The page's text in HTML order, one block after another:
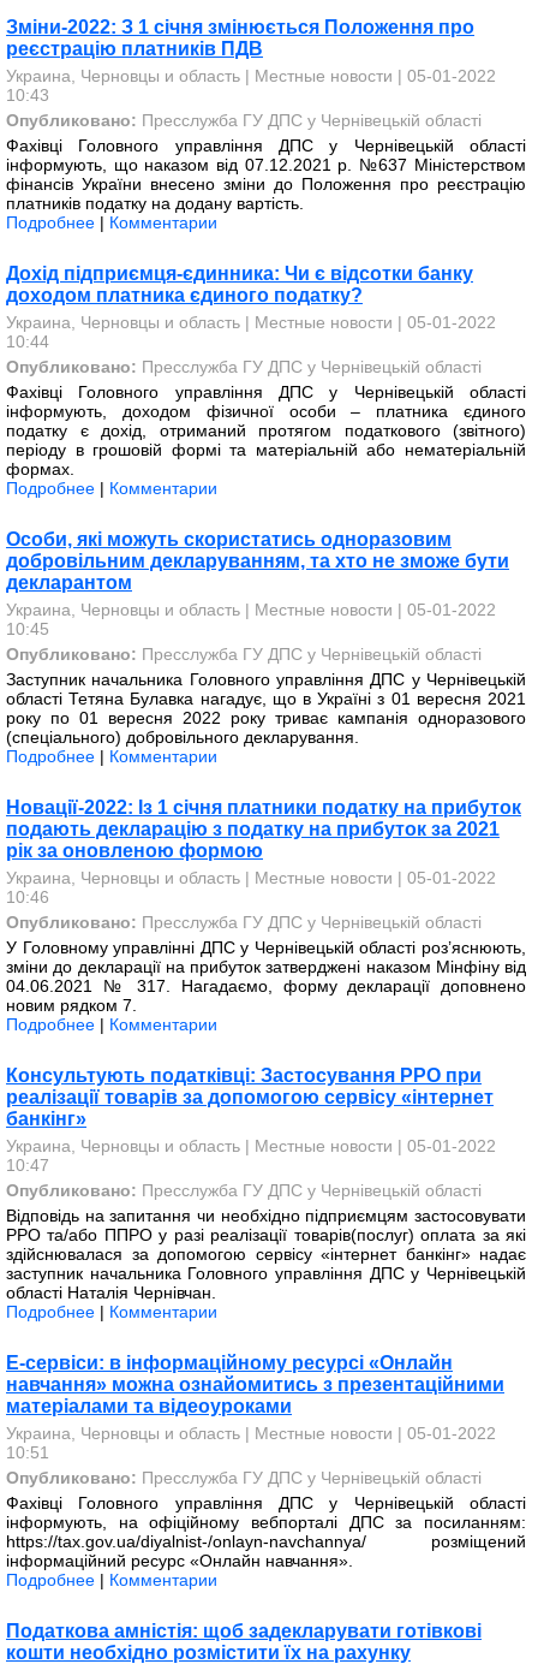
Зміни-2022: З 1 січня змінюється Положення про
реєстрацію платників ПДВ
Украина, Черновцы и область | Местные новости | 05-01-2022
10:43
Опубликовано: Пресслужба ГУ ДПС у Чернівецькій області
Фахівці Головного управління ДПС у Чернівецькій області
інформують, що наказом від 07.12.2021 р. №637 Міністерством
фінансів України внесено зміни до Положення про реєстрацію
платників податку на додану вартість.
Подробнее | Комментарии
Дохід підприємця-єдинника: Чи є відсотки банку
доходом платника єдиного податку?
Украина, Черновцы и область | Местные новости | 05-01-2022
10:44
Опубликовано: Пресслужба ГУ ДПС у Чернівецькій області
Фахівці Головного управління ДПС у Чернівецькій області
інформують, доходом фізичної особи – платника єдиного
податку є дохід, отриманий протягом податкового (звітного)
періоду в грошовій формі та матеріальній або нематеріальній
формах.
Подробнее | Комментарии
Особи, які можуть скористатись одноразовим
добровільним декларуванням, та хто не зможе бути
декларантом
Украина, Черновцы и область | Местные новости | 05-01-2022
10:45
Опубликовано: Пресслужба ГУ ДПС у Чернівецькій області
Заступник начальника Головного управління ДПС у Чернівецькій
області Тетяна Булавка нагадує, що в Україні з 01 вересня 2021
року по 01 вересня 2022 року триває кампанія одноразового
(спеціального) добровільного декларування.
Подробнее | Комментарии
Новації-2022: Із 1 січня платники податку на прибуток
подають декларацію з податку на прибуток за 2021
рік за оновленою формою
Украина, Черновцы и область | Местные новости | 05-01-2022
10:46
Опубликовано: Пресслужба ГУ ДПС у Чернівецькій області
У Головному управлінні ДПС у Чернівецькій області роз’яснюють,
зміни до декларації на прибуток затверджені наказом Мінфіну від
04.06.2021 № 317. Нагадаємо, форму декларації доповнено
новим рядком 7.
Подробнее | Комментарии
Консультують податківці: Застосування РРО при
реалізації товарів за допомогою сервісу «інтернет
банкінг»
Украина, Черновцы и область | Местные новости | 05-01-2022
10:47
Опубликовано: Пресслужба ГУ ДПС у Чернівецькій області
Відповідь на запитання чи необхідно підприємцям застосовувати
РРО та/або ППРО у разі реалізації товарів(послуг) оплата за які
здійснювалася за допомогою сервісу «інтернет банкінг» надає
заступник начальника Головного управління ДПС у Чернівецькій
області Наталія Чернівчан.
Подробнее | Комментарии
Е-сервіси: в інформаційному ресурсі «Онлайн
навчання» можна ознайомитись з презентаційними
матеріалами та відеоуроками
Украина, Черновцы и область | Местные новости | 05-01-2022
10:51
Опубликовано: Пресслужба ГУ ДПС у Чернівецькій області
Фахівці Головного управління ДПС у Чернівецькій області
інформують, на офіційному вебпорталі ДПС за посиланням:
https://tax.gov.ua/diyalnist-/onlayn-navchannya/ розміщений
інформаційний ресурс «Онлайн навчання».
Подробнее | Комментарии
Податкова амністія: щоб задекларувати готівкові
кошти необхідно розмістити їх на рахунку